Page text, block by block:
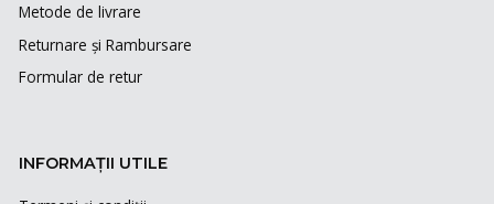
Metode de livrare
Returnare și Rambursare
Formular de retur
INFORMAȚII UTILE